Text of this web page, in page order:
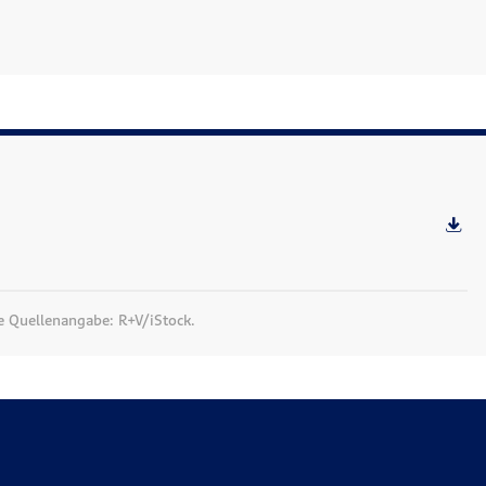
R+V/iStock.